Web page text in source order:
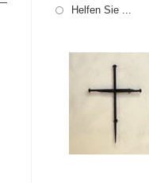
Helfen Sie ...